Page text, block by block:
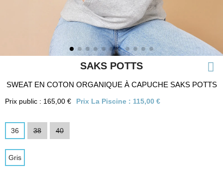
SAKS POTTS
SWEAT EN COTON ORGANIQUE À CAPUCHE SAKS POTTS
Prix public : 165,00 € Prix La Piscine : 115,00 €
36 38 40
Gris